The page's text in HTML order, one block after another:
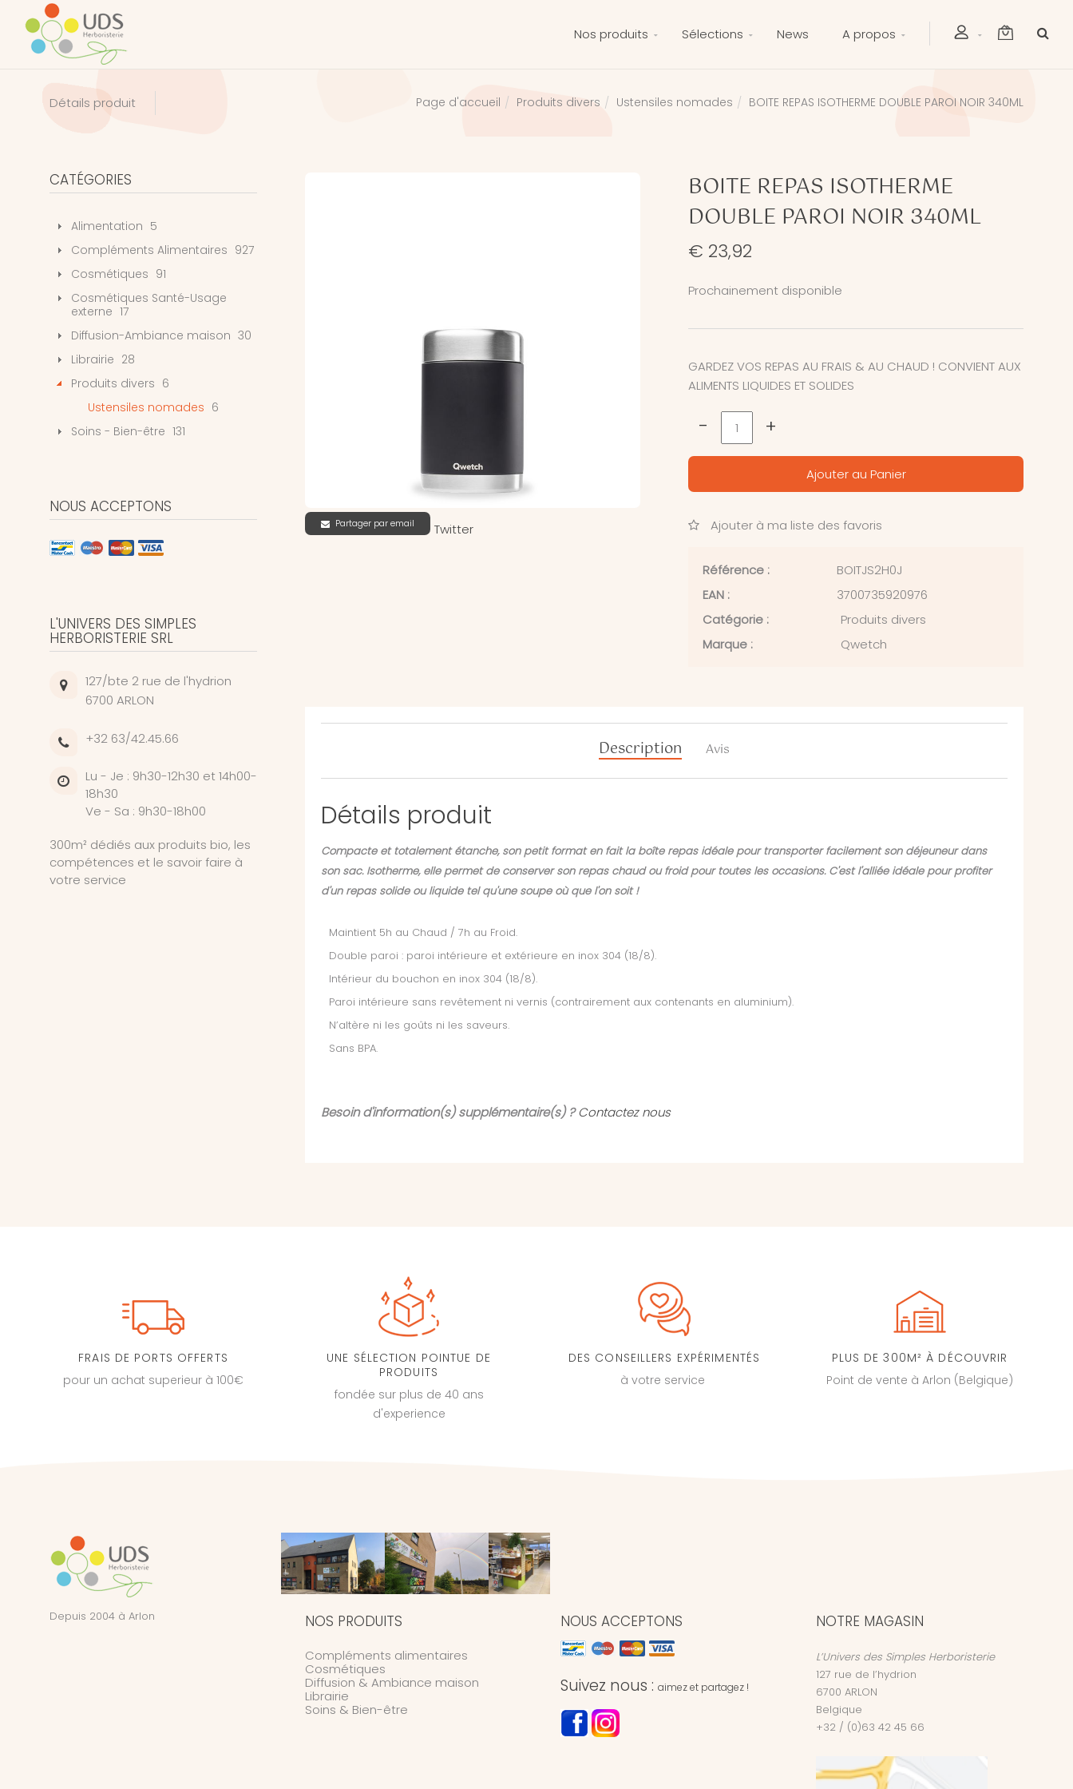
Nos produits Sélections News A propos
Détails produit Page d'accueil Produits divers Ustensiles nomades BOITE REPAS ISOTHERME DOUBLE PAROI NOIR 340ML
Partager par email Twitter
BOITE REPAS ISOTHERME
DOUBLE PAROI NOIR 340ML
€ 23,92
Prochainement disponible
GARDEZ VOS REPAS AU FRAIS & AU CHAUD ! CONVIENT AUX
ALIMENTS LIQUIDES ET SOLIDES
- +
Ajouter au Panier
Ajouter à ma liste des favoris
Référence :
BOITJS2H0J
EAN :
3700735920976
Catégorie :
Produits divers
Marque :
Qwetch
Description Avis
Détails produit
Compacte et totalement étanche, son petit format en fait la boîte repas idéale pour transporter facilement son déjeuneur dans
son sac. Isotherme, elle permet de conserver son repas chaud ou froid pour toutes les occasions. C'est l'alliée idéale pour profiter
d'un repas solide ou liquide tel qu'une soupe où que l'on soit !
Maintient 5h au Chaud / 7h au Froid.
Double paroi : paroi intérieure et extérieure en inox 304 (18/8).
Intérieur du bouchon en inox 304 (18/8).
Paroi intérieure sans revêtement ni vernis (contrairement aux contenants en aluminium).
N’altère ni les goûts ni les saveurs.
Sans BPA.
Besoin d'information(s) supplémentaire(s) ?Contactez nous
CATÉGORIES
Alimentation 5
Compléments Alimentaires 927
Cosmétiques 91
Cosmétiques Santé-Usage
externe 17
Diffusion-Ambiance maison 30
Librairie 28
Produits divers 6
Ustensiles nomades 6
Soins - Bien-être 131
NOUS ACCEPTONS
L'UNIVERS DES SIMPLES
HERBORISTERIE SRL
127/bte 2 rue de l'hydrion
6700 ARLON
+32 63/42.45.66
Lu - Je : 9h30-12h30 et 14h00-
18h30
Ve - Sa : 9h30-18h00
300m² dédiés aux produits bio, les
compétences et le savoir faire à
votre service
FRAIS DE PORTS OFFERTS
pour un achat superieur à 100€
UNE SÉLECTION POINTUE DE
PRODUITS
fondée sur plus de 40 ans
d'experience
DES CONSEILLERS EXPÉRIMENTÉS
à votre service
PLUS DE 300M² À DÉCOUVRIR
Point de vente à Arlon (Belgique)
Depuis 2004 à Arlon NOS PRODUITS
Compléments alimentaires
Cosmétiques
Diffusion & Ambiance maison
Librairie
Soins & Bien-être
NOUS ACCEPTONS
Suivez nous : aimez et partagez !
NOTRE MAGASIN
L’Univers des Simples Herboristerie
127 rue de l’hydrion
6700 ARLON
Belgique
+32 / (0)63 42 45 66